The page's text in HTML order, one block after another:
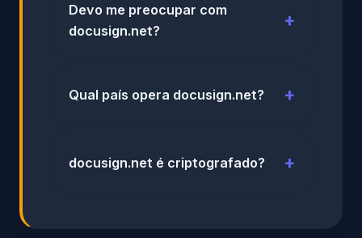
Devo me preocupar com
docusign.net?
Qual país opera docusign.net?
docusign.net é criptografado?